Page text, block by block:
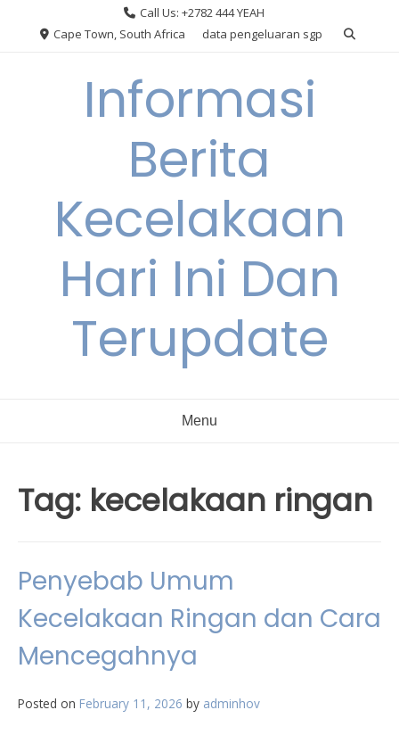
Call Us: +2782 444 YEAH
Cape Town, South Africa
data pengeluaran sgp
Informasi
Berita
Kecelakaan
Hari Ini Dan
Terupdate
Menu
Tag: kecelakaan ringan
Penyebab Umum
Kecelakaan Ringan dan Cara
Mencegahnya
Posted on February 11, 2026 by adminhov